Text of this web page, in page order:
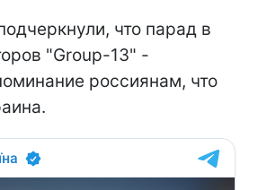
что парад в
"Group-13" -
россиянам, что